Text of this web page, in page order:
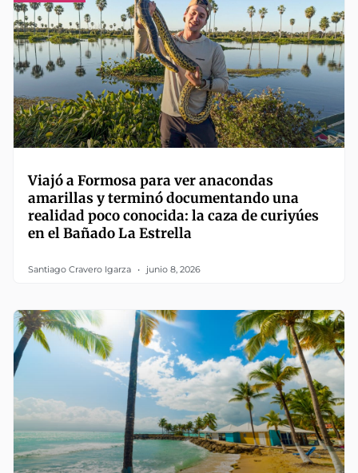
Viajó a Formosa para ver anacondas
amarillas y terminó documentando una
realidad poco conocida: la caza de curiyúes
en el Bañado La Estrella
Santiago Cravero Igarza junio 8, 2026